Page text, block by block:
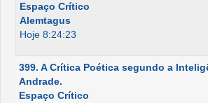
Espaço Crítico
Alemtagus
Hoje 8:24:23
399. A Crítica Poética segundo a
Andrade.
Espaço Crítico